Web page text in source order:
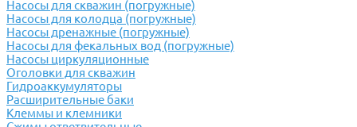
Насосы для скважин (погружные)
Насосы для колодца (погружные)
Насосы дренажные (погружные)
Насосы для фекальных вод (погружные)
Насосы циркуляционные
Оголовки для скважин
Гидроаккумуляторы
Расширительные баки
Клеммы и клемники